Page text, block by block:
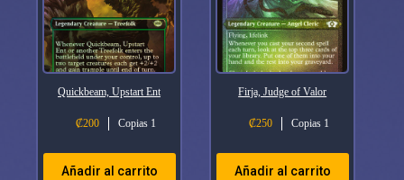
Quickbeam, Upstart Ent
₡200 Copias 1
Añadir al carrito
Firja, Judge of Valor
₡250 Copias 1
Añadir al carrito